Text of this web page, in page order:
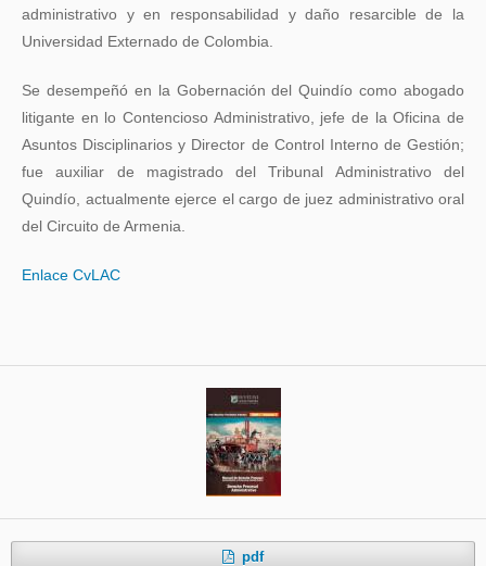
administrativo y en responsabilidad y daño resarcible de la
Universidad Externado de Colombia.
Se desempeñó en la Gobernación del Quindío como abogado
litigante en lo Contencioso Administrativo, jefe de la Oficina de
Asuntos Disciplinarios y Director de Control Interno de Gestión;
fue auxiliar de magistrado del Tribunal Administrativo del
Quindío, actualmente ejerce el cargo de juez administrativo oral
del Circuito de Armenia.
Enlace CvLAC
pdf